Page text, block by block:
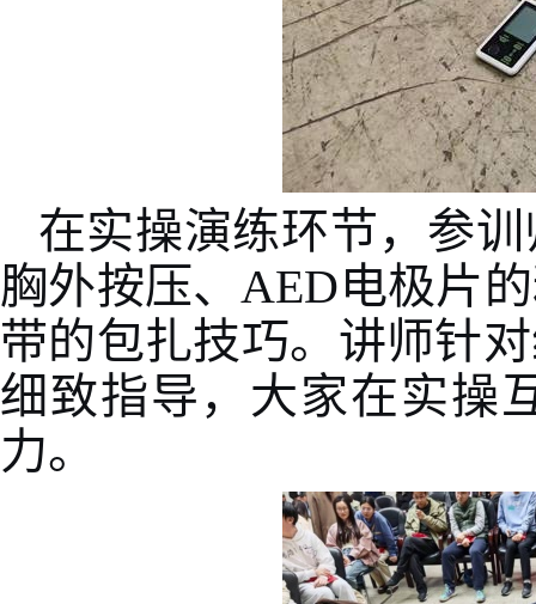
在实操演练环节，参
胸外按压、 AED电极片
带的包扎技巧。讲师针
细致指导，大家在实操
力。